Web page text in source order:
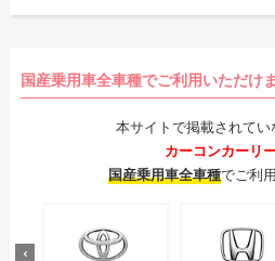
国産乗用車全車種でご利用いただけ
本サイトで掲載されてい
カーコンカーリ
国産乗用車全車種でご利